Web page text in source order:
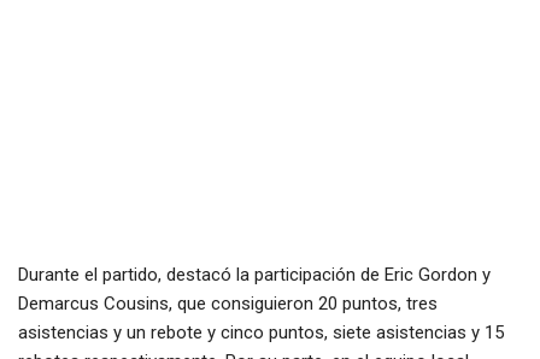
Durante el partido, destacó la participación de Eric Gordon y
Demarcus Cousins, que consiguieron 20 puntos, tres
asistencias y un rebote y cinco puntos, siete asistencias y 15